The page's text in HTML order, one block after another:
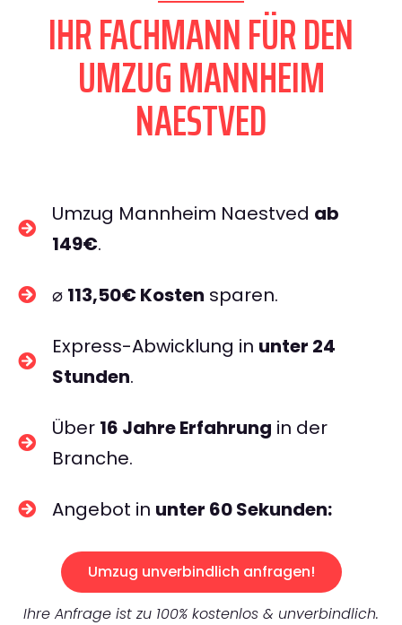
IHR FACHMANN FÜR DEN
UMZUG MANNHEIM
NAESTVED
Umzug Mannheim Naestved ab
149€.
⌀ 113,50€ Kosten sparen.
Express-Abwicklung in unter 24
Stunden.
Über 16 Jahre Erfahrung in der
Branche.
Angebot in unter 60 Sekunden:
Umzug unverbindlich anfragen!
Ihre Anfrage ist zu 100% kostenlos & unverbindlich.